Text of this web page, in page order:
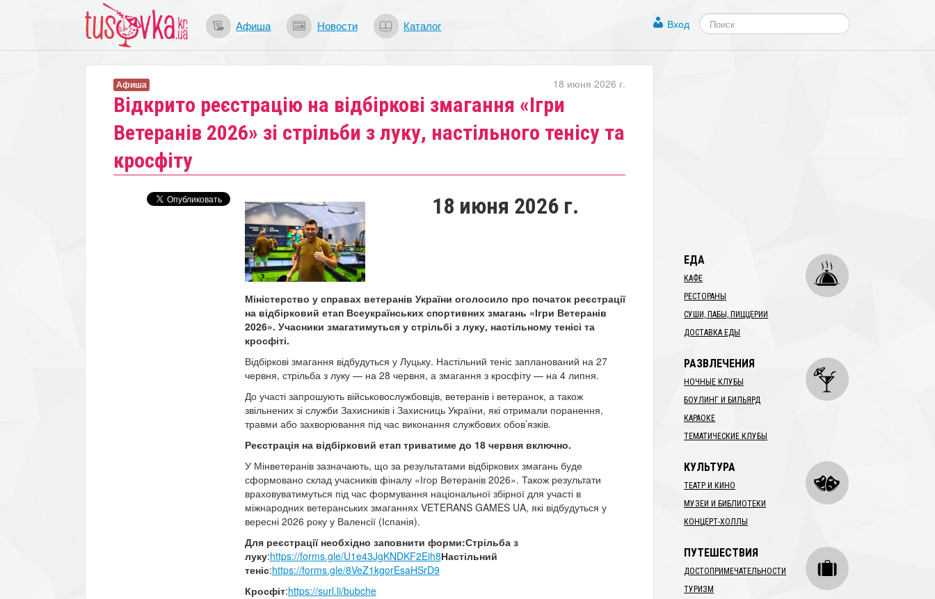
Афиша Новости Каталог Вход
​Відкрито реєстрацію на відбіркові змагання «Ігри
Ветеранів 2026» зі стрільби з луку, настільного тенісу та
кросфіту
18 июня 2026 г.
Афиша
18 июня 2026 г.
Міністерство у справах ветеранів України оголосило про початок реєстрації
на відбірковий етап Всеукраїнських спортивних змагань «Ігри Ветеранів
2026». Учасники змагатимуться у стрільбі з луку, настільному тенісі та
кросфіті.
Відбіркові змагання відбудуться у Луцьку. Настільний теніс запланований на 27
червня, стрільба з луку — на 28 червня, а змагання з кросфіту — на 4 липня.
До участі запрошують військовослужбовців, ветеранів і ветеранок, а також
звільнених зі служби Захисників і Захисниць України, які отримали поранення,
травми або захворювання під час виконання службових обов’язків.
Реєстрація на відбірковий етап триватиме до 18 червня включно.
У Мінветеранів зазначають, що за результатами відбіркових змагань буде
сформовано склад учасників фіналу «Ігор Ветеранів 2026». Також результати
враховуватимуться під час формування національної збірної для участі в
міжнародних ветеранських змаганнях VETERANS GAMES UA, які відбудуться у
вересні 2026 року у Валенсії (Іспанія).
Для реєстрації необхідно заповнити форми:Стрільба з
луку:https://forms.gle/U1e43JgKNDKF2Eih8Настільний
теніс:https://forms.gle/8VeZ1kgorEsaHSrD9
Кросфіт:https://surl.li/bubche
ЕДА
КАФЕ
РЕСТОРАНЫ
СУШИ, ПАБЫ, ПИЦЦЕРИИ
ДОСТАВКА ЕДЫ
РАЗВЛЕЧЕНИЯ
НОЧНЫЕ КЛУБЫ
БОУЛИНГ И БИЛЬЯРД
КАРАОКЕ
ТЕМАТИЧЕСКИЕ КЛУБЫ
КУЛЬТУРА
ТЕАТР И КИНО
МУЗЕИ И БИБЛИОТЕКИ
КОНЦЕРТ-ХОЛЛЫ
ПУТЕШЕСТВИЯ
ДОСТОПРИМЕЧАТЕЛЬНОСТИ
ТУРИЗМ